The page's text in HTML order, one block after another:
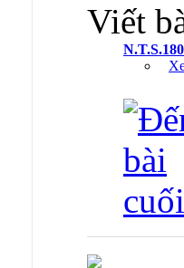
Viết